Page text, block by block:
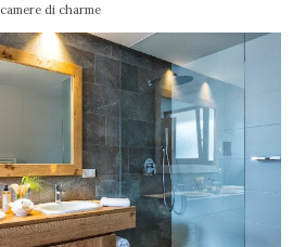
camere di charme